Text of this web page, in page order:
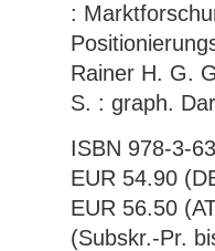
:
Rainer H. G.
S. : graph.
ISBN 978-3-
EUR 54.90
EUR 56.50
(Subskr.-Pr.